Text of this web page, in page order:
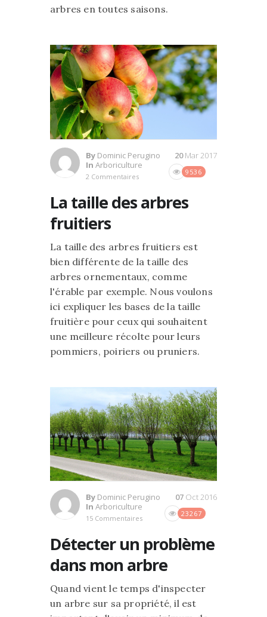
arbres en toutes saisons.
By Dominic Perugino
In Arboriculture
2 Commentaires
9536
20Mar 2017
La taille des arbres
fruitiers
La taille des arbres fruitiers est
bien différente de la taille des
arbres ornementaux, comme
l'érable par exemple. Nous voulons
ici expliquer les bases de la taille
fruitière pour ceux qui souhaitent
une meilleure récolte pour leurs
pommiers, poiriers ou pruniers.
By Dominic Perugino
In Arboriculture
15 Commentaires
23267
07 Oct 2016
Détecter un problème
dans mon arbre
Quand vient le temps d'inspecter
un arbre sur sa propriété, il est